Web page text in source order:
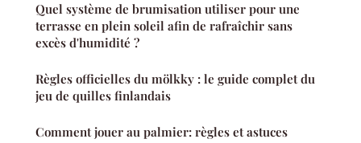
Quel système de brumisation utiliser pour une
terrasse en plein soleil afin de rafraîchir sans
excès d'humidité ?
Règles officielles du mölkky : le guide complet du
jeu de quilles finlandais
Comment jouer au palmier: règles et astuces